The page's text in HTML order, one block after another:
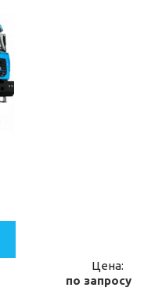
Цена:
по запросу